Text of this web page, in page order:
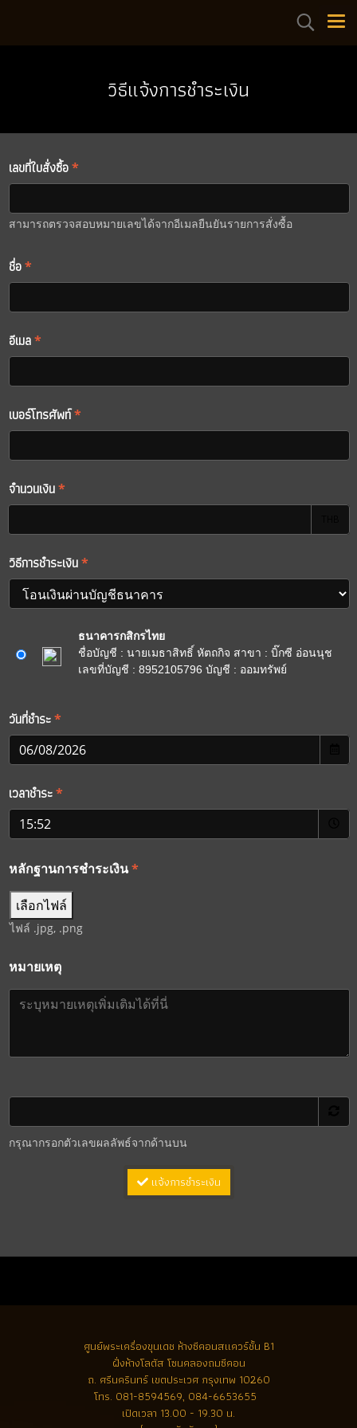
วิธีแจ้งการชำระเงิน
เลขที่ใบสั่งซื้อ*
สามารถตรวจสอบหมายเลขได้จากอีเมลยืนยันรายการสั่งซื้อ
ชื่อ*
อีเมล*
เบอร์โทรศัพท์*
จำนวนเงิน*
วิธีการชำระเงิน*
ธนาคารกสิกรไทย
ชื่อบัญชี : นายเมธาสิทธิ์ หัตถกิจ สาขา : บิ๊กซี อ่อนนุช
เลขที่บัญชี : 8952105796 บัญชี : ออมทรัพย์
วันที่ชำระ*
เวลาชำระ*
หลักฐานการชำระเงิน*
เลือกไฟล์
ไฟล์ .jpg, .png
หมายเหตุ
กรุณากรอกตัวเลขผลลัพธ์จากด้านบน
แจ้งการชำระเงิน
ศูนย์พระเครื่องขุนเดช ห้างซีคอนสแควร์ชั้น B1
ฝั่งห้างโลตัส โซนคลองถมซีคอน
ถ. ศรีนครินทร์ เขตประเวศ กรุงเทพ 10260
โทร. 081-8594569, 084-6653655
เปิดเวลา 13.00 - 19.30 น.